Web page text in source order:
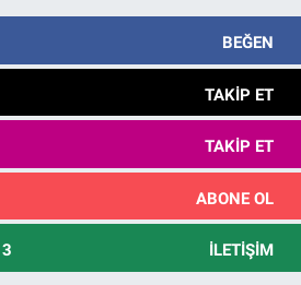
BEĞEN
TAKIP ET
TAKIP ET
ABONE OL
İLETIŞIM